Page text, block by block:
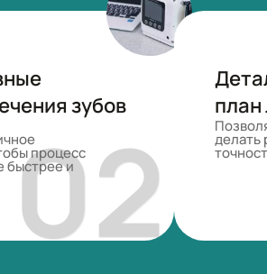
зубов
процесс
быстрее и
план
делать